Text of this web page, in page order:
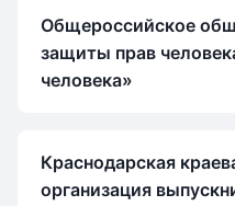
Общероссийское
защиты прав
человека»
Краснодарская
организация